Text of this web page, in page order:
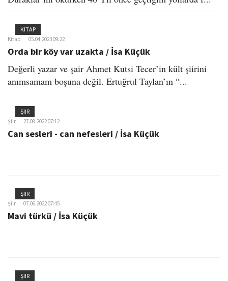
KITAP
Kitap 05.04.2023 09:22
Orda bir köy var uzakta / İsa Küçük
Değerli yazar ve şair Ahmet Kutsi Tecer’in kült şiirini
anımsamam boşuna değil. Ertuğrul Taylan’ın “...
ŞIIR
Şiir 27.08.2022 07:12
Can sesleri - can nefesleri / İsa Küçük
ŞIIR
Şiir 07.06.2022 07:45
Mavi türkü / İsa Küçük
ŞIIR